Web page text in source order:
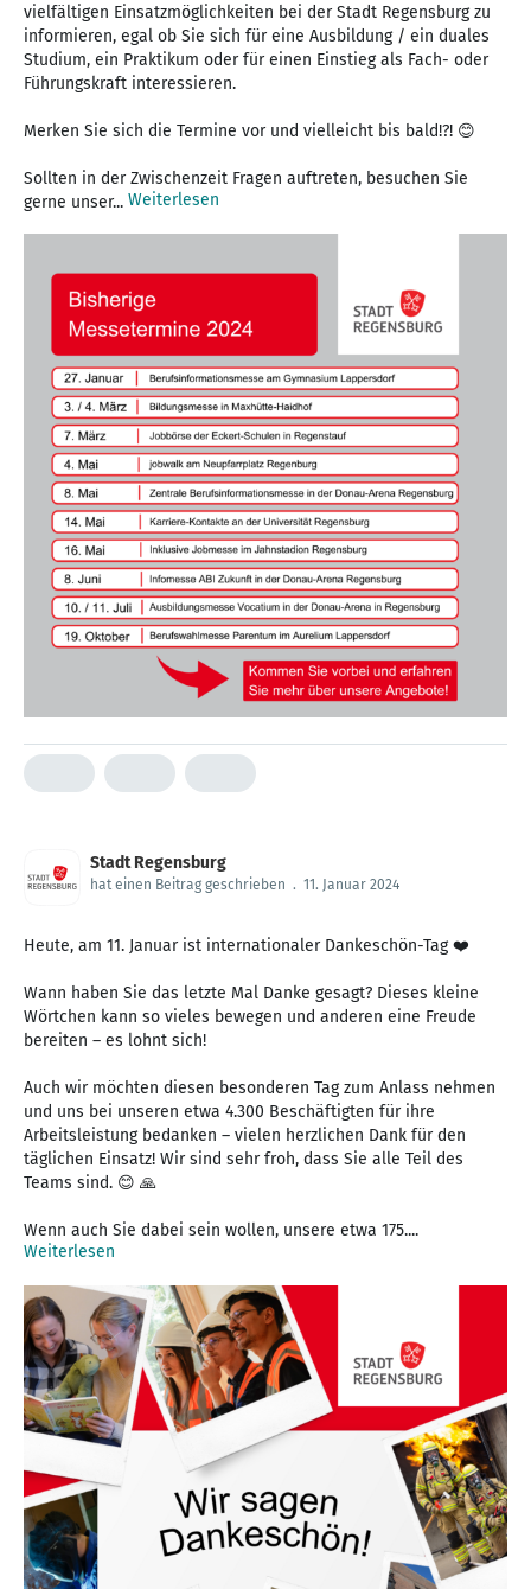
vielfältigen Einsatzmöglichkeiten bei der Stadt Regensburg zu
informieren, egal ob Sie sich für eine Ausbildung / ein duales
Studium, ein Praktikum oder für einen Einstieg als Fach- oder
Führungskraft interessieren.
Merken Sie sich die Termine vor und vielleicht bis bald!?! 😊
Sollten in der Zwischenzeit Fragen auftreten, besuchen Sie
gerne unser... Weiterlesen
Stadt Regensburg
hat einen Beitrag geschrieben . 11. Januar 2024
Heute, am 11. Januar ist internationaler Dankeschön-Tag ❤️
Wann haben Sie das letzte Mal Danke gesagt? Dieses kleine
Wörtchen kann so vieles bewegen und anderen eine Freude
bereiten – es lohnt sich!
Auch wir möchten diesen besonderen Tag zum Anlass nehmen
und uns bei unseren etwa 4.300 Beschäftigten für ihre
Arbeitsleistung bedanken – vielen herzlichen Dank für den
täglichen Einsatz! Wir sind sehr froh, dass Sie alle Teil des
Teams sind. 😊 🙏
Wenn auch Sie dabei sein wollen, unsere etwa 175....
Weiterlesen